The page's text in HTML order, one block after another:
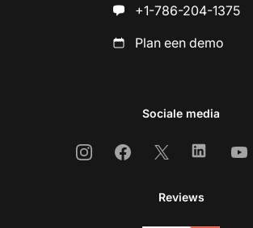
+1-786-204-1375
Plan een demo
Sociale media
InstagramFacebook
X Linkedin
Reviews